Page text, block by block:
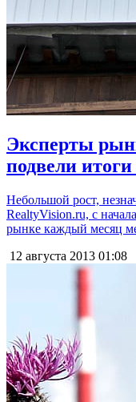
Эксперты
подвели
Небольшой рост,
RealtyVision.ru, с
рынке каждый месяц
12 августа 2013 01:08